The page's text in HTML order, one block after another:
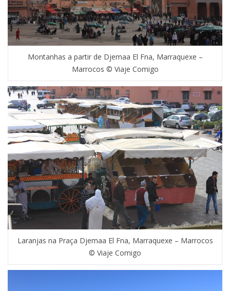
Montanhas a partir de Djemaa El Fna, Marraquexe –
Marrocos © Viaje Comigo
Laranjas na Praça Djemaa El Fna, Marraquexe – Marrocos
© Viaje Comigo